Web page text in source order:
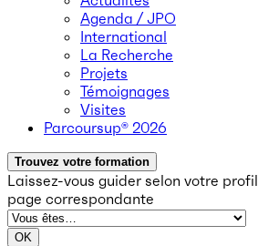
Agenda / JPO
International
La Recherche
Projets
Témoignages
Visites
Parcoursup® 2026
Trouvez votre formation
Laissez-vous guider selon votre profil
page correspondante
OK